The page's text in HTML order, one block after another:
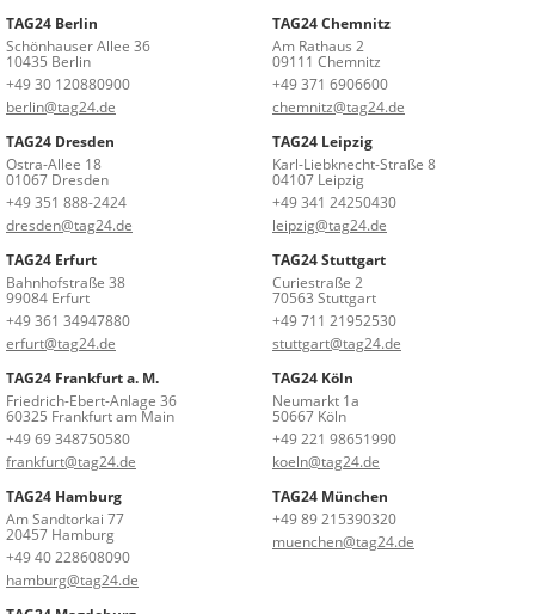
TAG24 Berlin
Schönhauser Allee 36
10435 Berlin
+49 30 120880900
berlin@tag24.de
TAG24 Chemnitz
Am Rathaus 2
09111 Chemnitz
+49 371 6906600
chemnitz@tag24.de
TAG24 Dresden
Ostra-Allee 18
01067 Dresden
+49 351 888-2424
dresden@tag24.de
TAG24 Leipzig
Karl-Liebknecht-Straße 8
04107 Leipzig
+49 341 24250430
leipzig@tag24.de
TAG24 Erfurt
Bahnhofstraße 38
99084 Erfurt
+49 361 34947880
erfurt@tag24.de
TAG24 Stuttgart
Curiestraße 2
70563 Stuttgart
+49 711 21952530
stuttgart@tag24.de
TAG24 Frankfurt a. M.
Friedrich-Ebert-Anlage 36
60325 Frankfurt am Main
+49 69 348750580
frankfurt@tag24.de
TAG24 Köln
Neumarkt 1a
50667 Köln
+49 221 98651990
koeln@tag24.de
TAG24 Hamburg
Am Sandtorkai 77
20457 Hamburg
+49 40 228608090
hamburg@tag24.de
TAG24 München
+49 89 215390320
muenchen@tag24.de